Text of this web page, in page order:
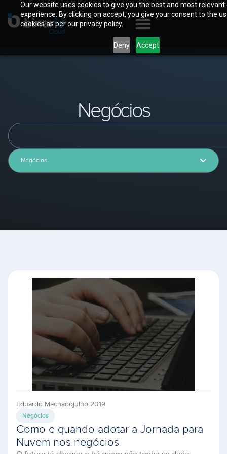
Our website uses cookies to give you the best and most relevant
experience. By clicking on accept, you give your consent to the
cookies as per our privacy policy.
Deny Accept
Negócios
Eduardo Machadojulho 2019
Negócios
Como e quando adotar a Jornada para
Nuvem nos negócios